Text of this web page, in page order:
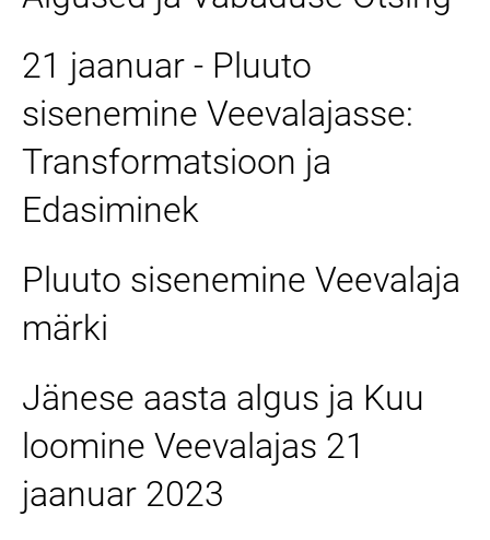
21 jaanuar - Pluuto
sisenemine Veevalajasse:
Transformatsioon ja
Edasiminek
Pluuto sisenemine Veevalaja
märki
Jänese aasta algus ja Kuu
loomine Veevalajas 21
jaanuar 2023